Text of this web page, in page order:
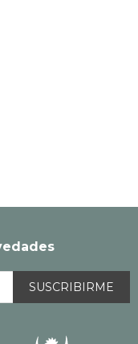
SUSCRIBIRME